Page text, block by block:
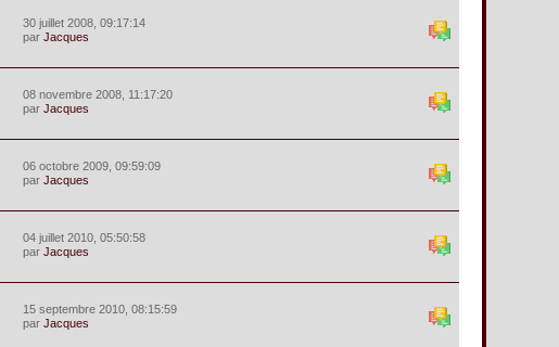
30 juillet 2008, 09:17:14
parJacques
08 novembre 2008, 11:17:20
parJacques
06 octobre 2009, 09:59:09
parJacques
04 juillet 2010, 05:50:58
parJacques
15 septembre 2010, 08:15:59
parJacques